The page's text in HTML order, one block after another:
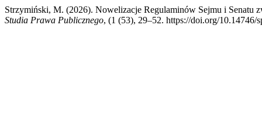
Strzymiński, M. (2026). Nowelizacje Regulaminów Sejmu i Senatu
Studia Prawa Publicznego, (1 (53), 29–52. https://doi.org/10.14746/